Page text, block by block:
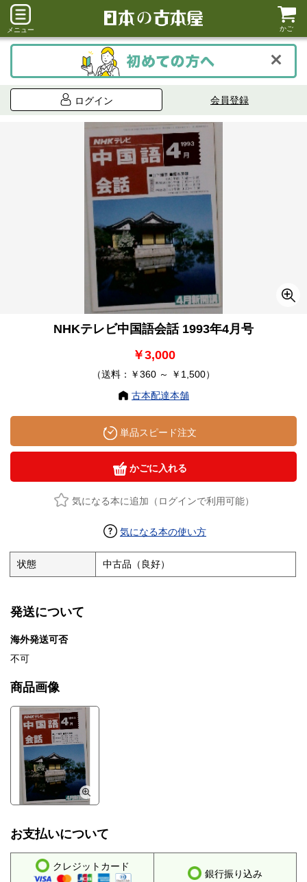
メニュー かご
ログイン 会員登録
NHKテレビ中国語会話 1993年4月号
￥3,000
（送料：￥360 ～ ￥1,500）
古本配達本舗
単品スピード注文
かごに入れる
気になる本に追加（ログインで利用可能）
気になる本の使い方
状態 中古品（良好）
発送について
海外発送可否
不可
商品画像
お支払いについて
クレジットカード
銀行振り込み